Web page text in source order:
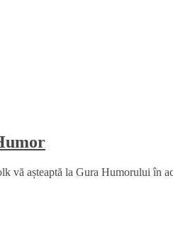
vă așteaptă la Gura Humorului în